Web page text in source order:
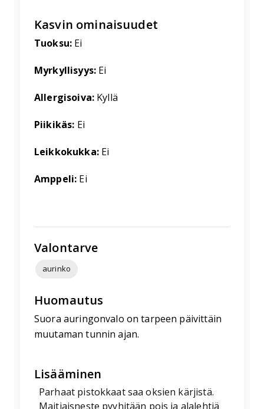
Kasvin ominaisuudet
Tuoksu: Ei
Myrkyllisyys: Ei
Allergisoiva: Kyllä
Piikikäs: Ei
Leikkokukka: Ei
Amppeli: Ei
Valontarve
aurinko
Huomautus
Suora auringonvalo on tarpeen päivittäin
muutaman tunnin ajan.
Lisääminen
Parhaat pistokkaat saa oksien kärjistä.
Maitiaisneste pyyhitään pois ja alalehtiä